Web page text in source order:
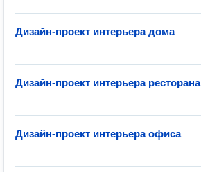
Дизайн-проект интерьера дома
Дизайн-проект интерьера ресторана
Дизайн-проект интерьера офиса